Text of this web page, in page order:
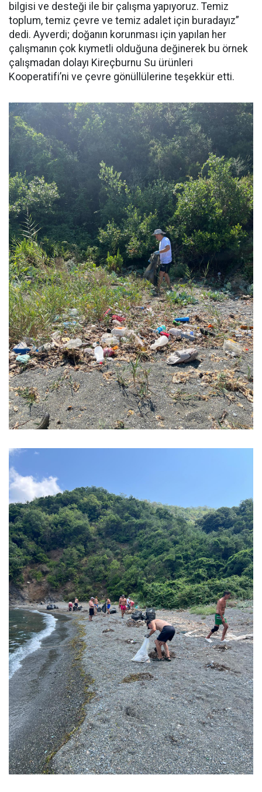
bilgisi ve desteği ile bir çalışma yapıyoruz. Temiz
toplum, temiz çevre ve temiz adalet için buradayız”
dedi. Ayverdi; doğanın korunması için yapılan her
çalışmanın çok kıymetli olduğuna değinerek bu örnek
çalışmadan dolayı Kireçburnu Su ürünleri
Kooperatifi’ni ve çevre gönüllülerine teşekkür etti.